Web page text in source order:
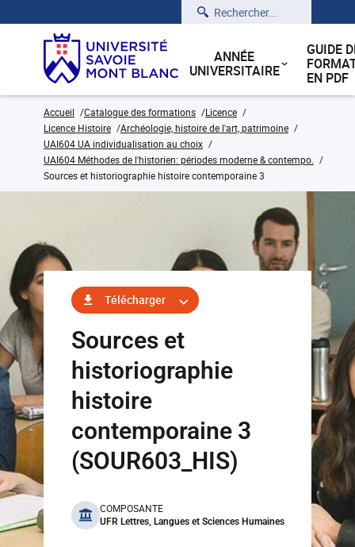
Rechercher
ANNÉE
UNIVERSITAIRE
GUIDE
EN PDF
Accueil Catalogue des formations
Licence
Licence Histoire
Archéologie, histoire de l'art, patrimoine
UAI604 UA individualisation au choix
UAI604 Méthodes de l'historien: périodes moderne & contempo.
Sources et historiographie histoire contemporaine 3
Télécharger
Sources et
historiographie
histoire
contemporaine 3
(SOUR603_HIS)
benefits
COMPOSANTE
UFR Lettres, Langues et Sciences Humaines